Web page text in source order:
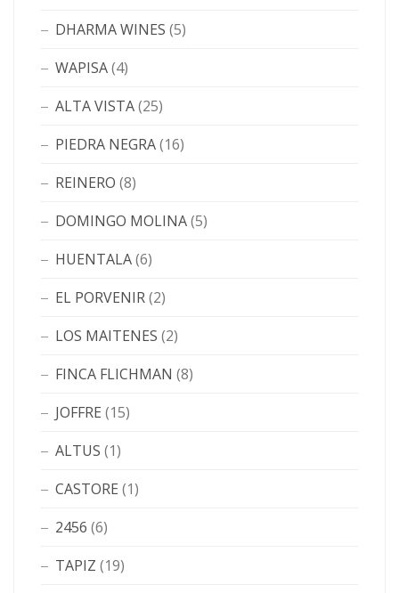
DHARMA WINES (5)
WAPISA(4)
ALTA VISTA(25)
PIEDRA NEGRA(16)
REINERO (8)
DOMINGO MOLINA(5)
HUENTALA(6)
EL PORVENIR(2)
LOS MAITENES (2)
FINCA FLICHMAN (8)
JOFFRE (15)
ALTUS (1)
CASTORE (1)
2456 (6)
TAPIZ (19)